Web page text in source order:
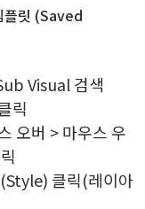
플릿 (Saved
Visual 검색
릭
오버 > 마우스 우
클릭(레이아